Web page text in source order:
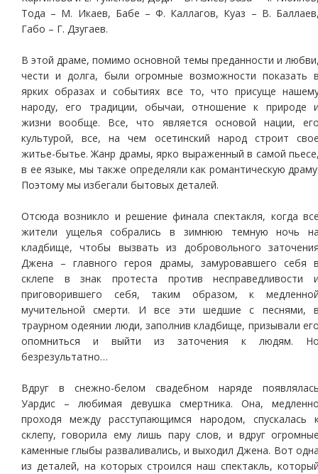
Тода – М. Икаев, Бабе – Ф. Каллагов, Куаз – В.
Габо – Г. Дзугаев.
В этой драме, помимо основной темы преданности и
чести и долга, были огромные возможности показать
ярких образах и событиях все то, что присуще
народу, его традиции, обычаи, отношение к природе
жизни вообще. Все, что является основой нации,
культурой, все, на чем осетинский народ строит
житье-бытье. Жанр драмы, ярко выраженный в самой
в ее языке, мы также определяли как романтическую
Поэтому мы избегали бытовых деталей.
Отсюда возникло и решение финала спектакля, когда
жители ущелья собрались в зимнюю темную ночь
кладбище, чтобы вызвать из добровольного
Джена – главного героя драмы, замуровавшего себя
склепе в знак протеста против несправедливости
приговорившего себя, таким образом, к
мучительной смерти. И все эти шедшие с песнями,
траурном одеянии люди, заполнив кладбище, призывали
опомниться и выйти из заточения к людям.
безрезультатно…
Вдруг в снежно-белом свадебном наряде
Уардис – любимая девушка смертника. Она,
проходя между расступающимся народом, спускалась
склепу, говорила ему лишь пару слов, и вдруг
каменные глыбы разваливались, и выходил Джена. Вот
из деталей, на которых строился наш спектакль,